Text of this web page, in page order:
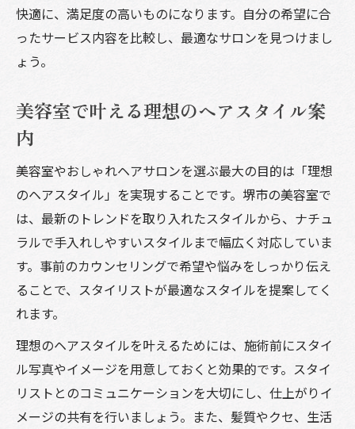
快適に、満足度の高いものになります。自分の希望に合
ったサービス内容を比較し、最適なサロンを見つけまし
ょう。
美容室で叶える理想のヘアスタイル案
内
美容室やおしゃれヘアサロンを選ぶ最大の目的は「理想
のヘアスタイル」を実現することです。堺市の美容室で
は、最新のトレンドを取り入れたスタイルから、ナチュ
ラルで手入れしやすいスタイルまで幅広く対応していま
す。事前のカウンセリングで希望や悩みをしっかり伝え
ることで、スタイリストが最適なスタイルを提案してく
れます。
理想のヘアスタイルを叶えるためには、施術前にスタイ
ル写真やイメージを用意しておくと効果的です。スタイ
リストとのコミュニケーションを大切にし、仕上がりイ
メージの共有を行いましょう。また、髪質やクセ、生活